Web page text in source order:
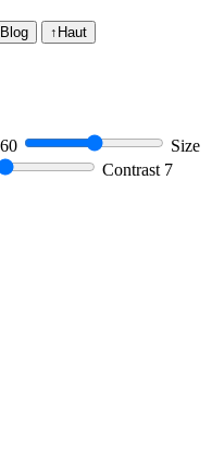
Blog ↑ Haut
60
Size
Contrast 7